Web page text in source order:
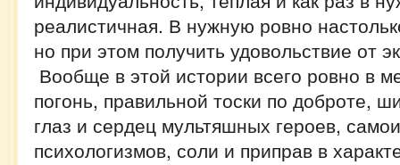
реалистичная. В нужную ровно
но при этом получить удовольствие от
Вообще в этой истории всего ровно в
погонь, правильной тоски по доброте,
глаз и сердец мультяшных героев,
психологизмов, соли и приправ в